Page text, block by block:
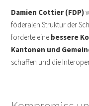
Damien Cottier (FDP)
föderalen Struktur der
forderte eine bessere
Kantonen und
schaffen und die